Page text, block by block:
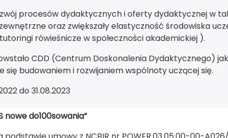
procesów dydaktycznych i oferty dydaktycznej w
oraz zwiększały elastyczność środowiska
rówieśnicze w społeczności akademickiej ).
CDD (Centrum Doskonalenia Dydaktycznego)
się budowaniem i rozwijaniem wspólnoty uczącej się.
do 31.08.2023
nowe do100sowania”